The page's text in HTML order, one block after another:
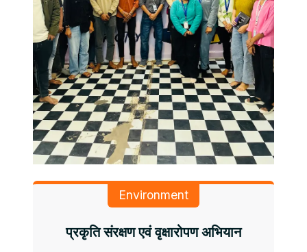
Environment
प्रकृति संरक्षण एवं वृक्षारोपण अभियान